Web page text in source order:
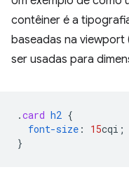
contêiner é a
baseadas na viewport
ser usadas para
.card h2 {
font-size : 15cqi ;
}